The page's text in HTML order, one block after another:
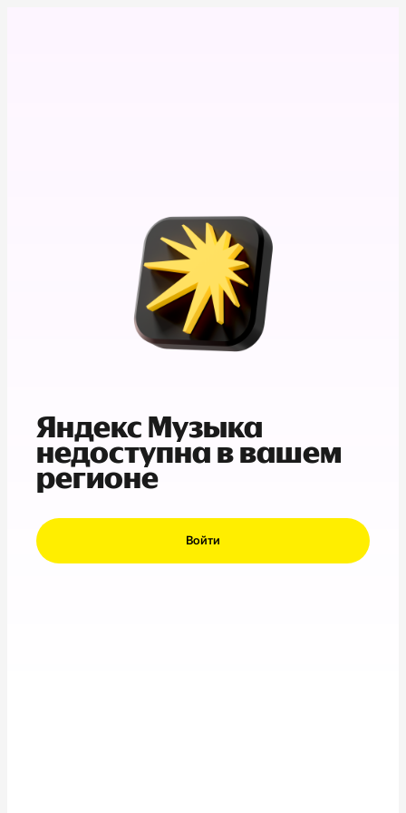
Яндекс Музыка
недоступна в вашем
регионе
Войти